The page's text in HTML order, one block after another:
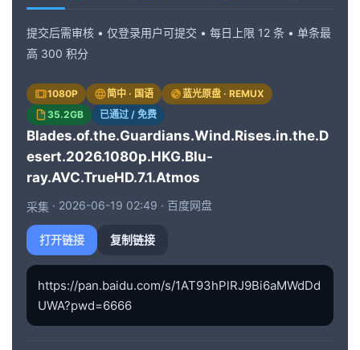
[2.1GB]
[2.1GB]
[7.15GB] Blades.of.the.Guardians.Wind.Rises.in.the.Desert.2026.BluRay.1080p.2Audio.x264
[2.32GB] Blades Of The Guardians Wind Rises In The Desert (2026)[1080p] [BluRay] [5.1]
[2.32GB] Blades Of The Guardians Wind Rises In The Desert (2026) REPACK 1080p BluRay 5.1-WORLD
[2.32GB] Blades Of The Guardians Wind Rises In The Desert (2026) [REPACK] [1080p] [BluRay] [5.1] [YTS.BZ]
magnet:?xt=urn:btih:A7C520361B*****已隐藏地址******364DCA411B 仅限登录用户查看（点击登录）
提交后需审核 • 仅登录用户可提交 • 每日上限 12 条 • 单条最
高 300 积分
1080P 简中 · 国语
蓝光原盘 · REMUX
35.2GB
已通过 / 免费
Blades.of.the.Guardians.Wind.Rises.in.the.D
esert.2026.1080p.HKG.Blu-
ray.AVC.TrueHD.7.1.Atmos
采集 · 2026-06-19 02:49 · 百度网盘
打开链接 复制链接
https://pan.baidu.com/s/1AT93hPlRJ9Bi6aMWdDd
UWA?pwd=6666